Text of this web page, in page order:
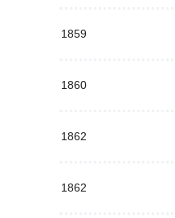
1859
1860
1862
1862